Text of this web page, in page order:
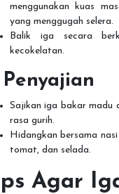
menggunakan kuas
yang menggugah selera.
Balik iga secara
kecokelatan.
Penyajian
Sajikan iga bakar madu
rasa gurih.
Hidangkan bersama
tomat, dan selada.
Agar